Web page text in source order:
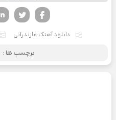
دانلود آهنگ مازندرانی
برچسب ها :